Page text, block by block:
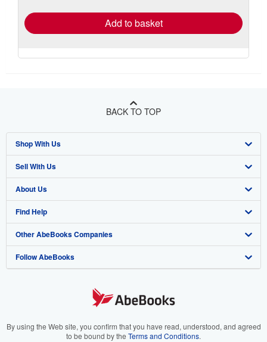
Add to basket
BACK TO TOP
Shop With Us
Advanced Search
Browse Collections
My Account
My Orders
View Basket
Sell With Us
Start Selling
Join Our Affiliate Program
Book Buyback
Refer a seller
About Us
About AbeBooks
Media
Careers
Your Ads Privacy Choices
Find Help
Help
Customer Support
Other AbeBooks Companies
AbeBooks.co.uk
AbeBooks.it
Follow AbeBooks
By using the Web site, you confirm that you have read, understood, and agreed
to be bound by the Terms and Conditions.